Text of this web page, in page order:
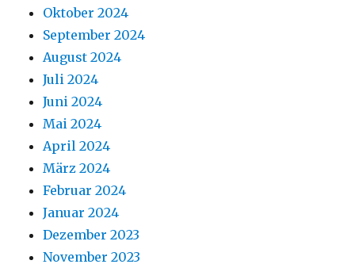
Oktober 2024
September 2024
August 2024
Juli 2024
Juni 2024
Mai 2024
April 2024
März 2024
Februar 2024
Januar 2024
Dezember 2023
November 2023